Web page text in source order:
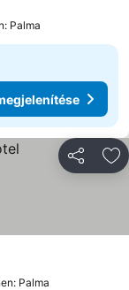
Palma
Palma